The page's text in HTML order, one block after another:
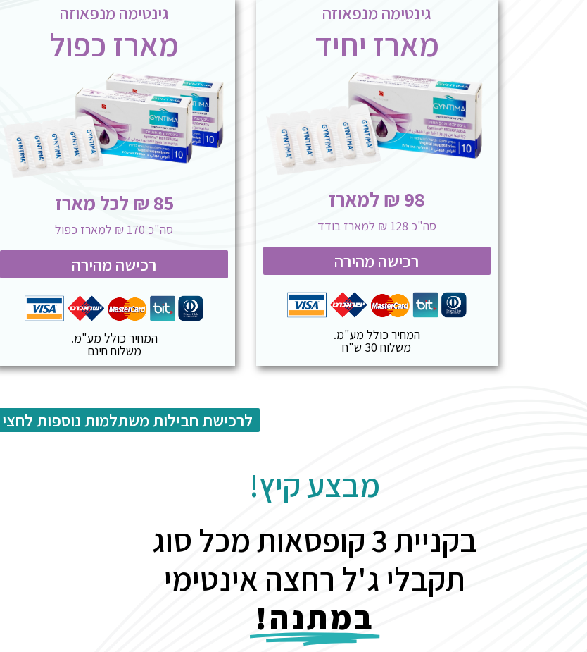
גינטימה מנפאוזה
מארז יחיד
98 ₪ למארז
סה"כ 128 ₪ למארז בודד
רכישה מהירה
המחיר כולל מע"מ.
משלוח 30 ש"ח
גינטימה מנפאוזה
מארז כפול
85 ₪ לכל מארז
סה"כ 170 ₪ למארז כפול
רכישה מהירה
המחיר כולל מע"מ.
משלוח חינם
לרכישת חבילות משתלמות נוספות לחצי
מבצע קיץ!
בקניית 3 קופסאות מכל סוג
תקבלי ג'ל רחצה אינטימי
במתנה!